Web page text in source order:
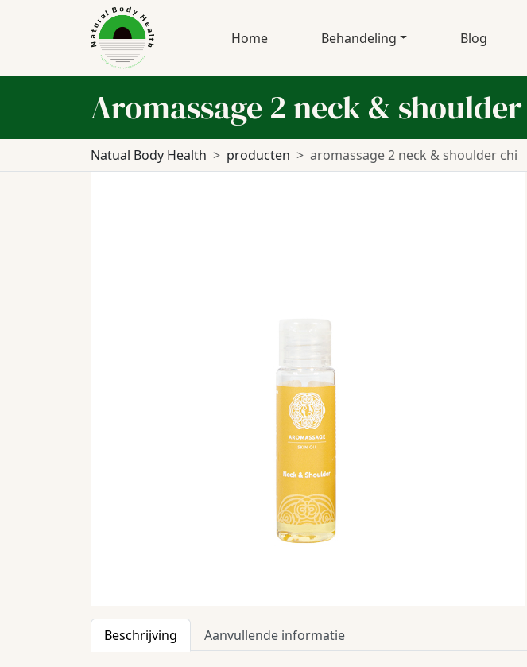
Home Behandeling Blog
Aromassage 2 neck &
Natual Body Health producten aromassage 2 neck & shoulder chi
Beschrijving Aanvullende informatie